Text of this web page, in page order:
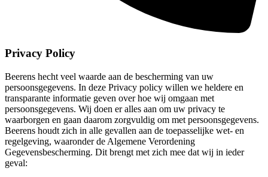
Privacy Policy
Beerens hecht veel waarde aan de bescherming van uw
persoonsgegevens. In deze Privacy policy willen we heldere en
transparante informatie geven over hoe wij omgaan met
persoonsgegevens. Wij doen er alles aan om uw privacy te
waarborgen en gaan daarom zorgvuldig om met persoonsgegevens.
Beerens houdt zich in alle gevallen aan de toepasselijke wet- en
regelgeving, waaronder de Algemene Verordening
Gegevensbescherming. Dit brengt met zich mee dat wij in ieder
geval: